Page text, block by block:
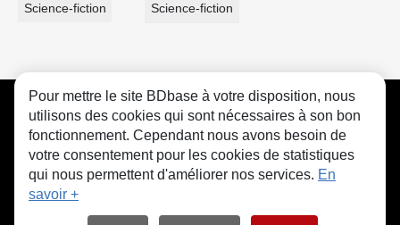
Science-fiction Science-fiction
CGU FAQ Contact Cookies
Pour mettre le site BDbase à votre disposition, nous
utilisons des cookies qui sont nécessaires à son bon
fonctionnement. Cependant nous avons besoin de
votre consentement pour les cookies de statistiques
qui nous permettent d'améliorer nos services. En
savoir +